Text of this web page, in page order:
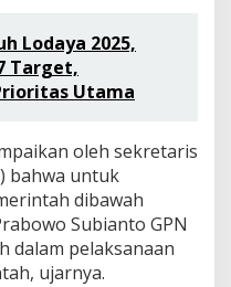
Lodaya 2025,
Target,
Utama
oleh sekretaris
bahwa untuk
dibawah
Subianto GPN
dalam pelaksanaan
ujarnya.